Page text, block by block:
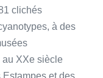
clichés
à des
au XXe siècle
et des